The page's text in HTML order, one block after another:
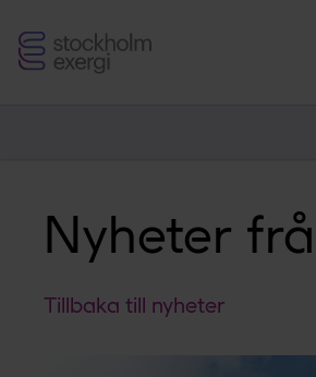
Stockholm
Exergi
Nyheter
Tillbaka till nyheter